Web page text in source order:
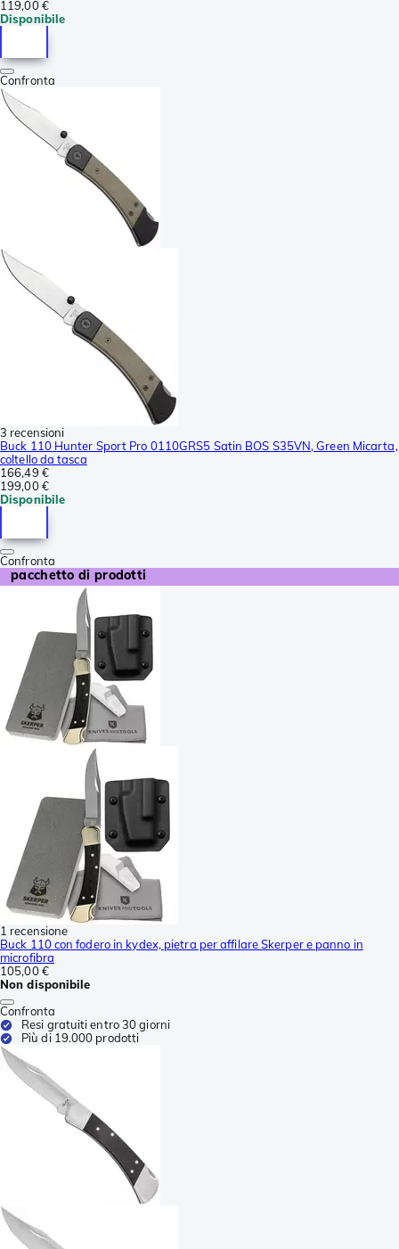
119,00 €
Disponibile
Confronta
3 recensioni
Buck 110 Hunter Sport Pro 0110GRS5 Satin BOS S35VN, Green Micarta,
coltello da tasca
166,49 €
199,00 €
Disponibile
Confronta
pacchetto di prodotti
1 recensione
Buck 110 con fodero in kydex, pietra per affilare Skerper e panno in
microfibra
105,00 €
Non disponibile
Confronta
Resi gratuiti entro 30 giorni
Più di 19.000 prodotti